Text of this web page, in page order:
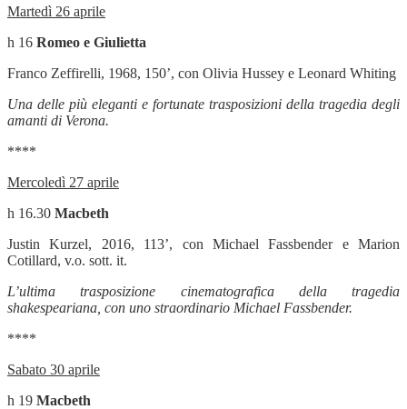
Martedì 26 aprile
h 16 Romeo e Giulietta
Franco Zeffirelli, 1968, 150’, con Olivia Hussey e Leonard Whiting
Una delle più eleganti e fortunate trasposizioni della tragedia degli
amanti di Verona.
****
Mercoledì 27 aprile
h 16.30 Macbeth
Justin Kurzel, 2016, 113’, con Michael Fassbender e Marion
Cotillard, v.o. sott. it.
L’ultima trasposizione cinematografica della tragedia
shakespeariana, con uno straordinario Michael Fassbender.
****
Sabato 30 aprile
h 19 Macbeth